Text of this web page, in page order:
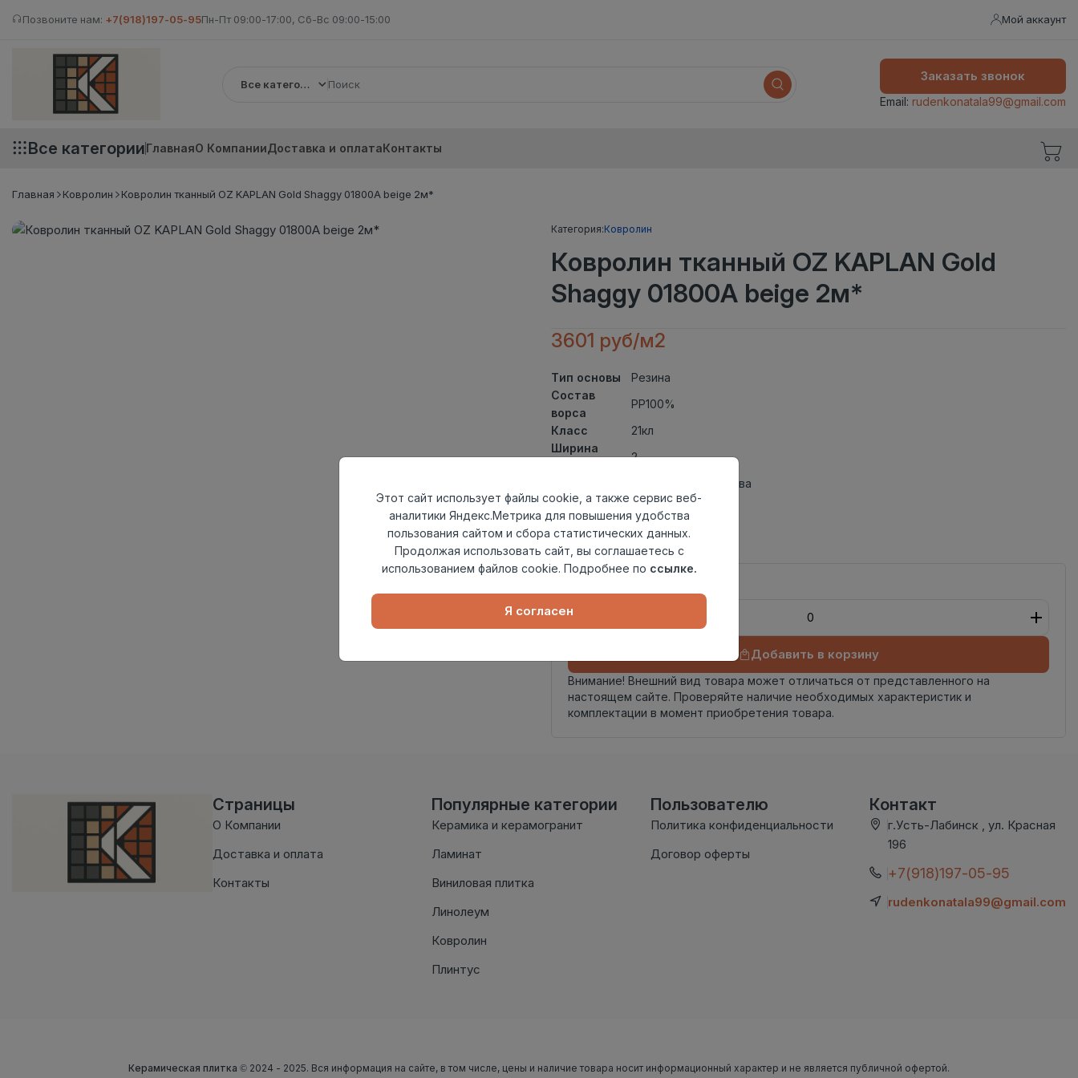
Позвоните нам: +7(918)197-05-95Пн-Пт 09:00-17:00, Сб-Вс 09:00-15:00 Мой аккаунт
Все категории
Заказать звонок
Email: rudenkonatala99@gmail.com
Все категорииГлавнаяО КомпанииДоставка и оплатаКонтакты
Главная Ковролин Ковролин тканный OZ KAPLAN Gold Shaggy 01800A beige 2м*
Категория:Ковролин
Ковролин тканный OZ KAPLAN Gold
Shaggy 01800A beige 2м*
3601 руб/м2
Тип основы
Резина
Состав
ворса
PP100%
Класс
21кл
Ширина
2
Снят с производства
Вид
ковролина
Ковролин тканный
Страна
происхождения
Добавить в корзину
Внимание! Внешний вид товара может отличаться от представленного на
настоящем сайте. Проверяйте наличие необходимых характеристик и
комплектации в момент приобретения товара.
Страницы
О Компании
Доставка и оплата
Контакты
Популярные категории
Керамика и керамогранит
Ламинат
Виниловая плитка
Линолеум
Ковролин
Плинтус
Пользователю
Политика конфиденциальности
Договор оферты
Контакт
г.Усть-Лабинск , ул. Красная
196
+7(918)197-05-95
rudenkonatala99@gmail.com
Керамическая плитка © 2024 - 2025. Вся информация на сайте, в том числе, цены и наличие товара носит информационный характер и не является публичной офертой.
Этот сайт использует файлы cookie, а также сервис веб-
аналитики Яндекс.Метрика для повышения удобства
пользования сайтом и сбора статистических данных.
Продолжая использовать сайт, вы соглашаетесь с
использованием файлов cookie. Подробнее по ссылке.
Я согласен